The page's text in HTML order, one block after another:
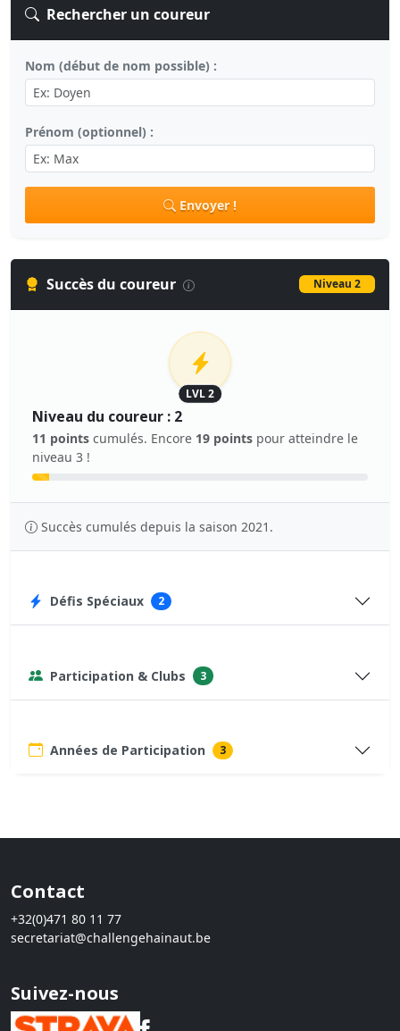
Rechercher un coureur
Nom (début de nom possible) :
Prénom (optionnel) :
Envoyer !
Succès du coureur Niveau 2
LVL 2
Niveau du coureur : 2
11 points cumulés. Encore 19 points pour atteindre le
niveau 3 !
Succès cumulés depuis la saison 2021.
Défis Spéciaux 2
Participation & Clubs 3
Années de Participation 3
Contact
+32(0)471 80 11 77
secretariat@challengehainaut.be
Suivez-nous